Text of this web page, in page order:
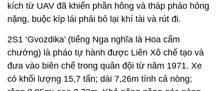
kích từ UAV đã khiến phần hông và tháp pháo hỏng
nặng, buộc kíp lái phải bỏ lại khí tài và rút đi.
2S1 ‘Gvozdika’ (tiếng Nga nghĩa là Hoa cẩm
chướng) là pháo tự hành được Liên Xô chế tạo và
đưa vào biên chế trong quân đội từ năm 1971. Xe
có khối lượng 15,7 tấn; dài 7,26m tính cả nòng;